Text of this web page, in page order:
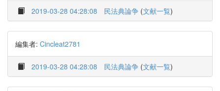
2019-03-28 04:28:08 民法典論争 (文献一覧)
編集者: Cincleat2781
2019-03-28 04:28:08 民法典論争 (文献一覧)